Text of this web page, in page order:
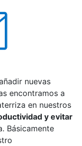
nuevas
encontramos a
en nuestros
y evitar
Básicamente